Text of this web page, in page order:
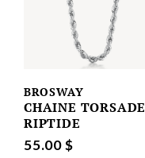
BROSWAY
CHAINE TORSADE
RIPTIDE
55.00 $